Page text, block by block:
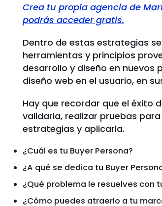
Crea tu propia agencia de
podrás acceder gratis.
Dentro de estas estrategias
herramientas y principios
desarrollo y diseño en nuevos
diseño web en el usuario, en
Hay que recordar que el éxito
validarla, realizar pruebas
estrategias y aplicarla.
¿Cuál es tu Buyer Persona?
¿A qué se dedica tu Buyer
¿Qué problema le resuelves con
¿Cómo puedes atraerlo a tu